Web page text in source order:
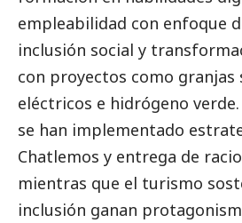
empleabilidad con enfoque
inclusión social y
con proyectos como granjas
eléctricos e hidrógeno
se han implementado
Chatlemos y entrega de
mientras que el turismo
inclusión ganan